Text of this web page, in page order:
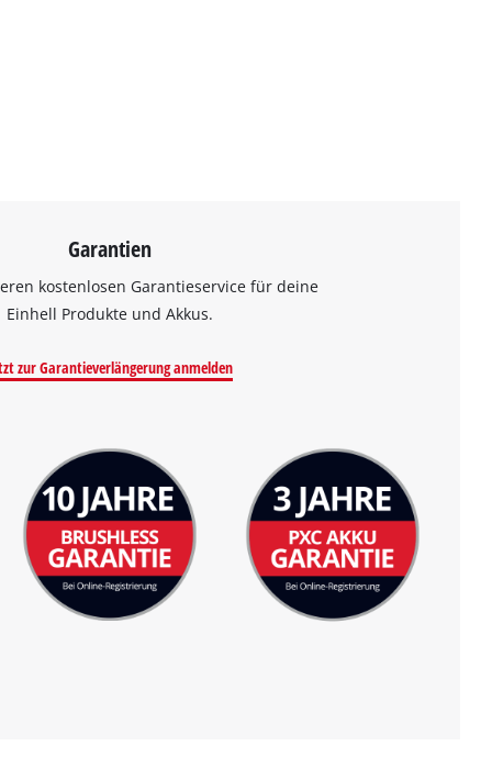
Garantien
kostenlosen Garantieservice für deine
Einhell Produkte und Akkus.
zur Garantieverlängerung anmelden